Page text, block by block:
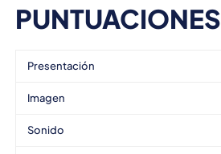
PUNTUACIONES
Presentación
Imagen
Sonido